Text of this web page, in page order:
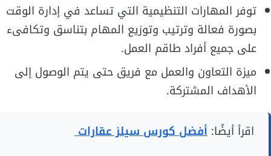
توفر المهارات التنظيمية التي تساعد في إدارة الوقت
بصورة فعالة وترتيب وتوزيع المهام بتناسق وتكافىء
على جميع أفراد طاقم العمل.
ميزة التعاون والعمل مع فريق حتى يتم الوصول إلى
الأهداف المشتركة.
اقرأ أيضًا: أفضل كورس سيلز عقارات